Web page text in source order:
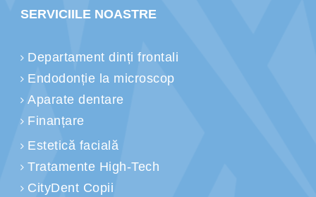
SERVICIILE NOASTRE
Departament dinți frontali
Endodonție la microscop
Aparate dentare
Finanțare
Estetică facială
Tratamente High-Tech
CityDent Copii